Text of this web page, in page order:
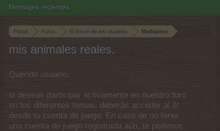
Portal Foros El rincón de los usuarios Mediateca
mis animales reales.
Querido usuario,
si deseas participar activamente en nuestro foro
en los diferentes temas, deberás acceder al él
desde tu cuenta de juego. En caso de no tener
una cuenta de juego registrada aún, te pedimos
Mensajes recientes